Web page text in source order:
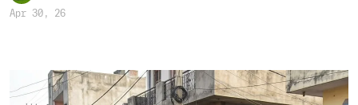
Apr 30, 26